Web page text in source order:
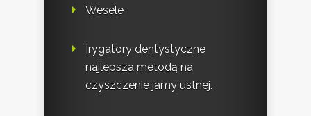
Wesele
Irygatory dentystyczne
najlepsza metodą na
czyszczenie jamy ustnej.